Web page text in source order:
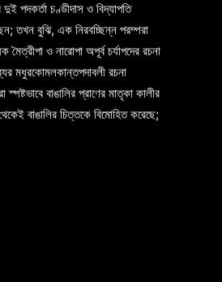
পদকর্তা চণ্ডীদাস ও বিদ্যাপতি
তখন বুঝি, এক নিরবচ্ছিন্ন পরম্পরা
ও নারোপা অপূর্ব চর্যাপদের রচনা
মধুরকোমলকান্তপদাবলী রচনা
বাঙালির প্রাণের মাতৃকা কালীর
বাঙালির চিত্তকে বিমোহিত করেছে;